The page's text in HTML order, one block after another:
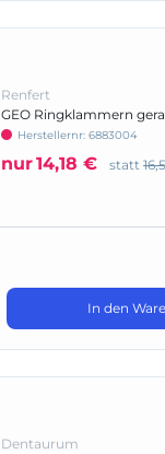
Renfert
GEO Ringklammern
Herstellernr: 6883004
nur14,18 € statt
In den
Dentaurum